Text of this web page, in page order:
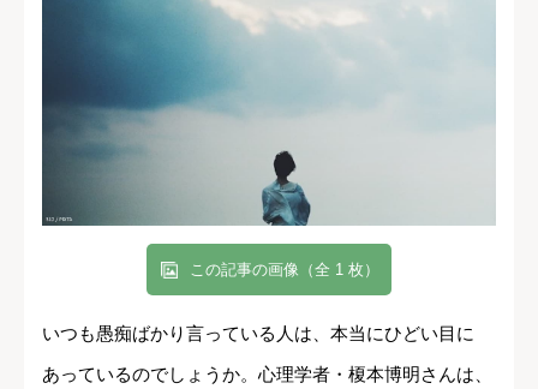
この記事の画像（全 1 枚）
いつも愚痴ばかり言っている人は、本当にひどい目に
あっているのでしょうか。心理学者・榎本博明さんは、